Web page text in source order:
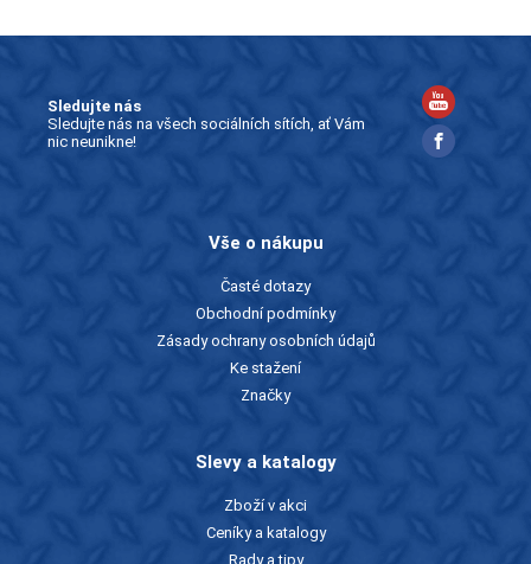
Sledujte nás
Sledujte nás na všech sociálních sítích, ať Vám
nic neunikne!
Vše o nákupu
Časté dotazy
Obchodní podmínky
Zásady ochrany osobních údajů
Ke stažení
Značky
Slevy a katalogy
Zboží v akci
Ceníky a katalogy
Rady a tipy